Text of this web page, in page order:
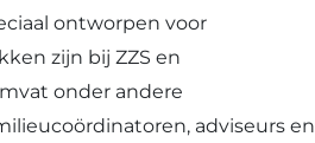
ontworpen voor
zijn bij ZZS en
onder andere
adviseurs en